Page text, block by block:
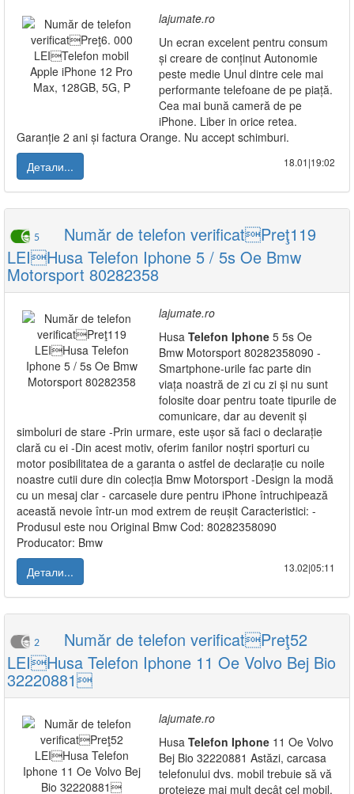
lajumate.ro
Un ecran excelent pentru consum
și creare de conținut Autonomie
peste medie Unul dintre cele mai
performante telefoane de pe piață.
Cea mai bună cameră de pe
iPhone. Liber in orice retea.
Garanție 2 ani și factura Orange. Nu accept schimburi.
Детали...
18.01|19:02
5
Număr de telefon verificatPreţ119
LEIHusa Telefon Iphone 5 / 5s Oe Bmw
Motorsport 80282358
lajumate.ro
Husa Telefon Iphone 5 5s Oe
Bmw Motorsport 80282358090 -
Smartphone-urile fac parte din
viața noastră de zi cu zi și nu sunt
folosite doar pentru toate tipurile de
comunicare, dar au devenit și
simboluri de stare -Prin urmare, este ușor să faci o declarație
clară cu ei -Din acest motiv, oferim fanilor noștri sporturi cu
motor posibilitatea de a garanta o astfel de declarație cu noile
noastre cutii dure din colecția Bmw Motorsport -Design la modă
cu un mesaj clar - carcasele dure pentru iPhone întruchipează
această nevoie într-un mod extrem de reușit Caracteristici: -
Produsul este nou Original Bmw Cod: 80282358090
Producator: Bmw
Детали...
13.02|05:11
2
Număr de telefon verificatPreţ52
LEIHusa Telefon Iphone 11 Oe Volvo Bej Bio
32220881
lajumate.ro
Husa Telefon Iphone 11 Oe Volvo
Bej Bio 32220881 Astăzi, carcasa
telefonului dvs. mobil trebuie să vă
protejeze mai mult decât cel mobil.